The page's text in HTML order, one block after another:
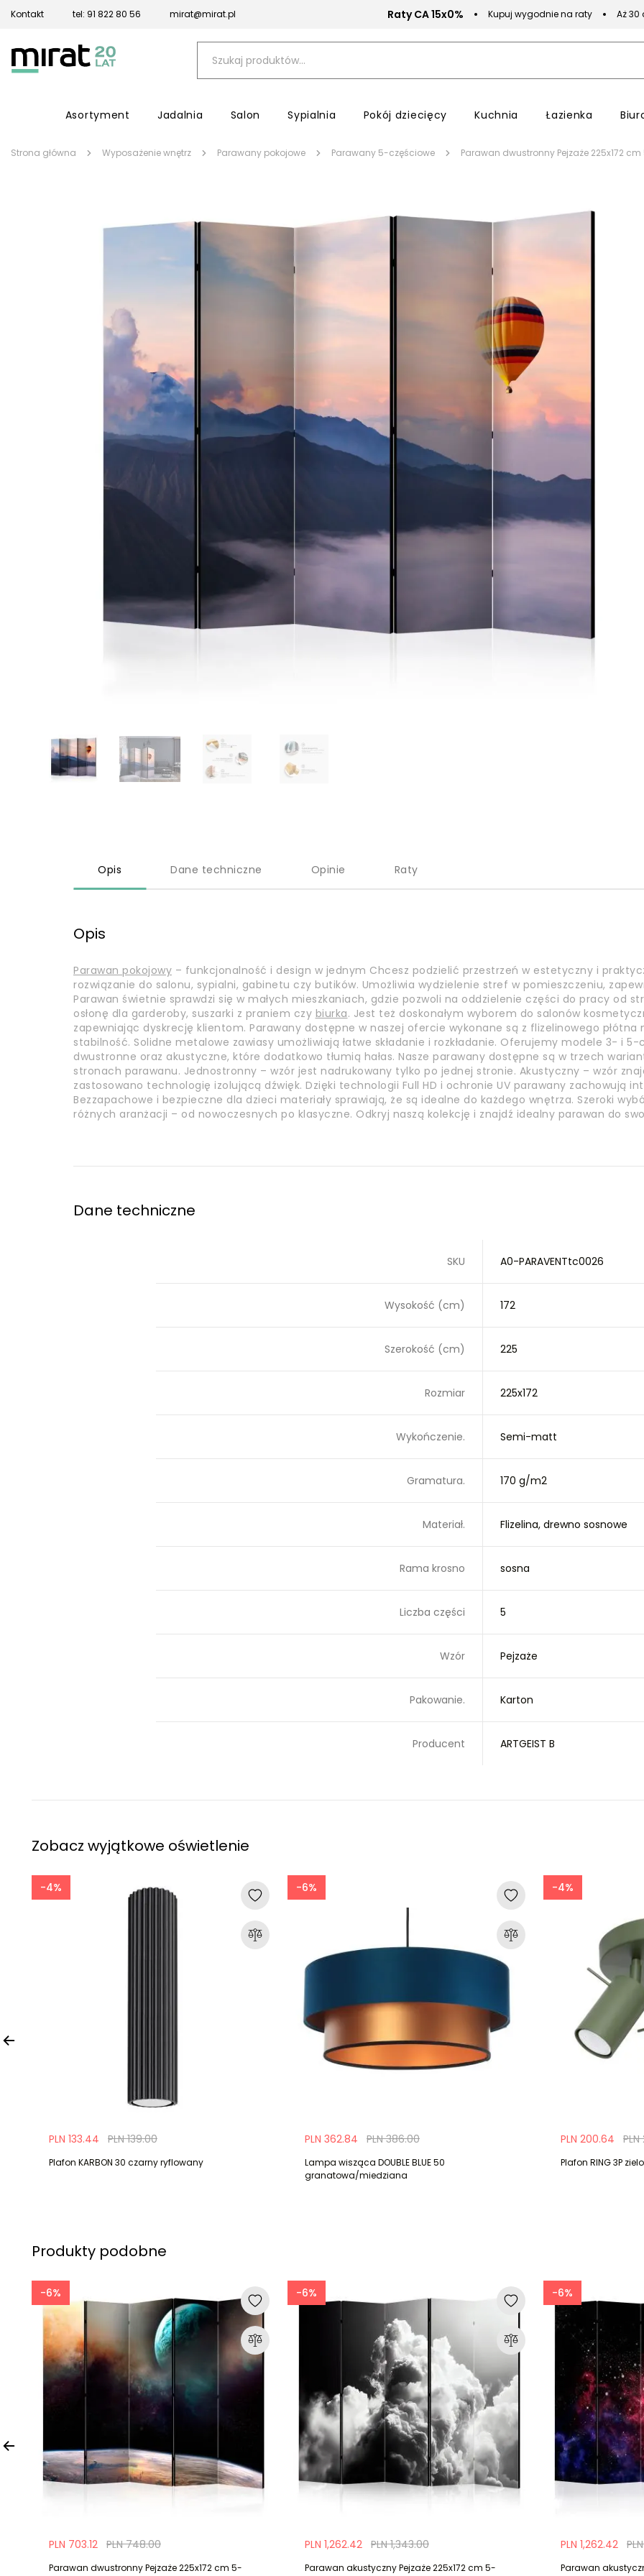
Kontakt tel: 91 822 80 56 mirat@mirat.pl Raty CA 15x0% Kupuj wygodnie na raty Aż 30
Asortyment Jadalnia Salon Sypialnia Pokój dziecięcy Kuchnia Łazienka
Strona główna Wyposażenie wnętrz Parawany pokojowe Parawany 5-częściowe Parawan dwustronny Pejzaże 225x172
Opis Dane techniczne Opinie Raty
Opis
Parawan pokojowy – funkcjonalność i design w jednym Chcesz podzielić przestrzeń w estetyczny i
rozwiązanie do salonu, sypialni, gabinetu czy butików. Umożliwia wydzielenie stref w pomieszczeniu,
Parawan świetnie sprawdzi się w małych mieszkaniach, gdzie pozwoli na oddzielenie części do pracy od
osłonę dla garderoby, suszarki z praniem czy biurka. Jest też doskonałym wyborem do salonów
zapewniając dyskrecję klientom. Parawany dostępne w naszej ofercie wykonane są z flizelinowego
stabilność. Solidne metalowe zawiasy umożliwiają łatwe składanie i rozkładanie. Oferujemy modele 3- i
dwustronne oraz akustyczne, które dodatkowo tłumią hałas. Nasze parawany dostępne są w trzech
stronach parawanu. Jednostronny – wzór jest nadrukowany tylko po jednej stronie. Akustyczny – wzór
zastosowano technologię izolującą dźwięk. Dzięki technologii Full HD i ochronie UV parawany zachowują
Bezzapachowe i bezpieczne dla dzieci materiały sprawiają, że są idealne do każdego wnętrza. Szeroki
różnych aranżacji – od nowoczesnych po klasyczne. Odkryj naszą kolekcję i znajdź idealny parawan do
Dane techniczne
SKU A0-PARAVENTtc0026
Wysokość (cm) 172
Szerokość (cm) 225
Rozmiar 225x172
Wykończenie. Semi-matt
Gramatura. 170 g/m2
Materiał. Flizelina, drewno sosnowe
Rama krosno sosna
Liczba części 5
Wzór Pejzaże
Pakowanie. Karton
Producent ARTGEIST B
Zobacz wyjątkowe oświetlenie
-4%
PLN 139.00
PLN 133.44
Plafon KARBON 30 czarny ryflowany
-6%
PLN 386.00
PLN 362.84
Lampa wisząca DOUBLE BLUE 50
granatowa/miedziana
-4%
PLN 200.64
Plafon RING 3P
Produkty podobne
-6%
PLN 748.00
PLN 703.12
Parawan dwustronny Pejzaże 225x172 cm 5-
-6%
PLN 1,343.00
PLN 1,262.42
Parawan akustyczny Pejzaże 225x172 cm 5-
-6%
PLN 1,262.42
Parawan